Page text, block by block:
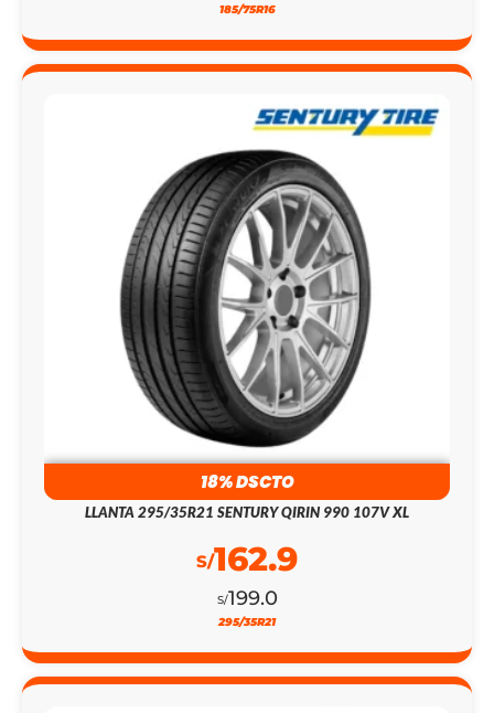
185/75R16
18% DSCTO
LLANTA 295/35R21 SENTURY QIRIN 990 107V XL
S/199.0
S/162.9
295/35R21